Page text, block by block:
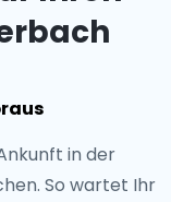
in der
So wartet Ihr